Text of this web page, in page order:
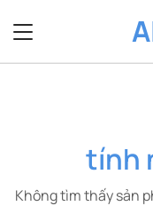
qua
dung
tính
Không tìm thấy sản